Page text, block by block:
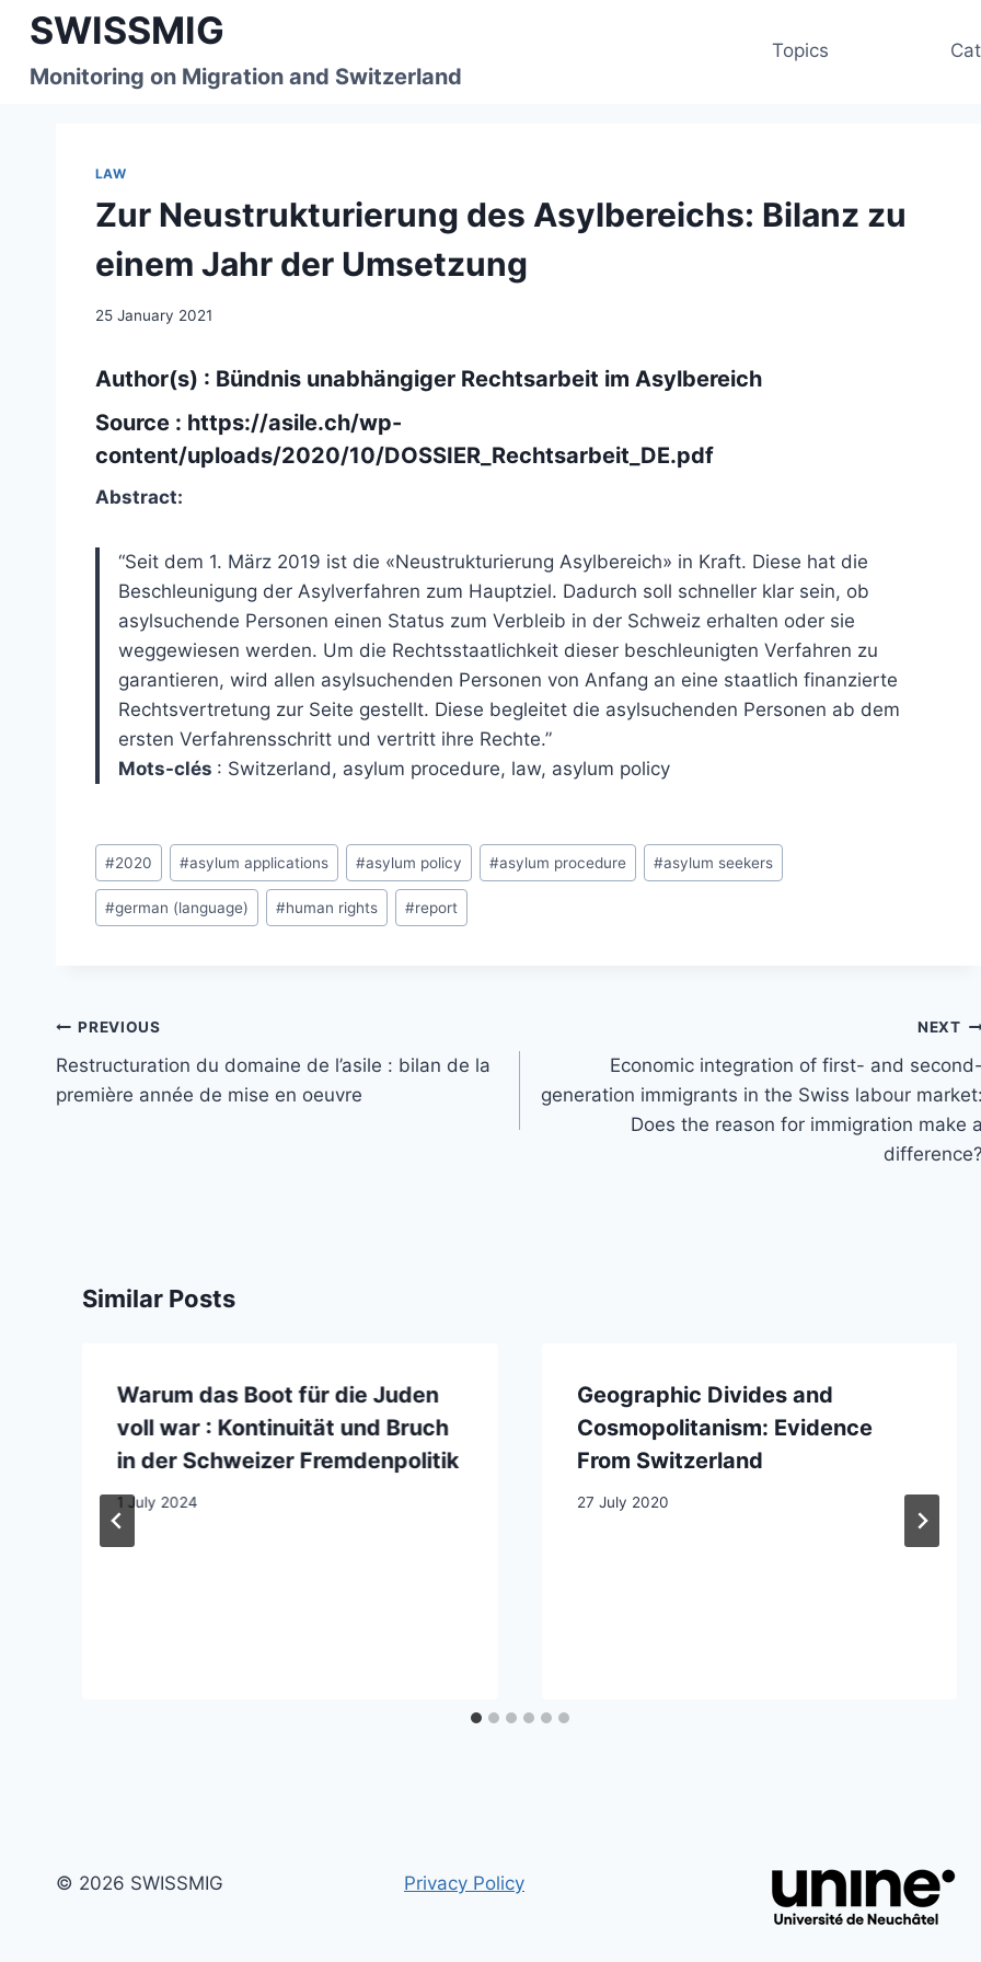
Skip
content
SWISSMIG
Monitoring on Migration and Switzerland
Topics
LAW
Zur Neustrukturierung des Asylbereichs: Bilanz zu
einem Jahr der Umsetzung
25 January 2021
Author(s) : Bündnis unabhängiger Rechtsarbeit im Asylbereich
Source : https://asile.ch/wp-
content/uploads/2020/10/DOSSIER_Rechtsarbeit_DE.pdf
Abstract:
“Seit dem 1. März 2019 ist die «Neustrukturierung Asylbereich» in Kraft. Diese hat die
Beschleunigung der Asylverfahren zum Hauptziel. Dadurch soll schneller klar sein, ob
asylsuchende Personen einen Status zum Verbleib in der Schweiz erhalten oder sie
weggewiesen werden. Um die Rechtsstaatlichkeit dieser beschleunigten Verfahren zu
garantieren, wird allen asylsuchenden Personen von Anfang an eine staatlich finanzierte
Rechtsvertretung zur Seite gestellt. Diese begleitet die asylsuchenden Personen ab dem
ersten Verfahrensschritt und vertritt ihre Rechte.”
Mots-clés : Switzerland, asylum procedure, law, asylum policy
Post
Tags:
#2020 #asylum applications #asylum policy #asylum procedure #asylum seekers
#german (language) #human rights #report
Post
navigation
PREVIOUS
Restructuration du domaine de l’asile : bilan de la
première année de mise en oeuvre
NEXT
Economic integration of first- and second-
generation immigrants in the Swiss labour market:
Does the reason for immigration make a
difference?
Similar Posts
Warum das Boot für die Juden
voll war : Kontinuität und Bruch
in der Schweizer Fremdenpolitik
1 July 2024
Geographic Divides and
Cosmopolitanism: Evidence
From Switzerland
27 July 2020
© 2026 SWISSMIG Privacy Policy